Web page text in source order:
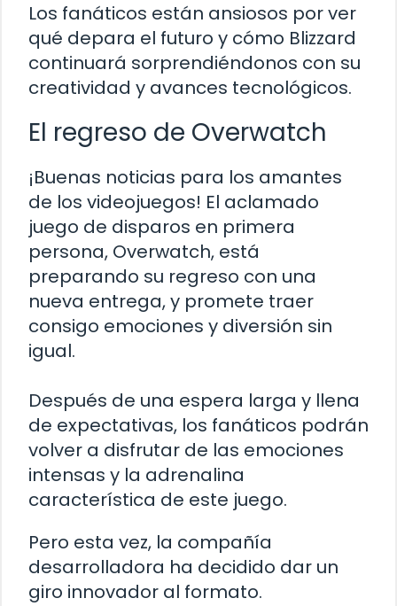
Los fanáticos están ansiosos por ver
qué depara el futuro y cómo Blizzard
continuará sorprendiéndonos con su
creatividad y avances tecnológicos.
El regreso de Overwatch
¡Buenas noticias para los amantes
de los videojuegos! El aclamado
juego de disparos en primera
persona, Overwatch, está
preparando su regreso con una
nueva entrega, y promete traer
consigo emociones y diversión sin
igual.
Después de una espera larga y llena
de expectativas, los fanáticos podrán
volver a disfrutar de las emociones
intensas y la adrenalina
característica de este juego.
Pero esta vez, la compañía
desarrolladora ha decidido dar un
giro innovador al formato.